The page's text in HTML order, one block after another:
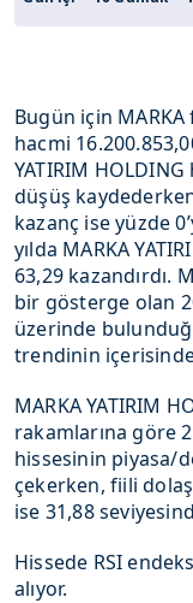
Bugün için MARKA
hacmi
YATIRIM
düşüş
kazanç ise yüzde
yılda MARKA
63,29 kazandırdı.
bir gösterge olan
üzerinde
trendinin
MARKA YATIRIM
rakamlarına göre
hissesinin piyasa/
çekerken, fiili
ise 31,88
Hissede RSI
alıyor.